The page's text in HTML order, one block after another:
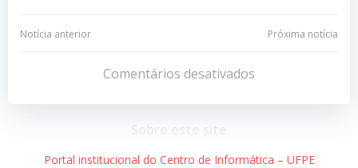
Navegação
Post
Notícia anterior
Navegação
de
Post
Próxima notícia
Comentários desativados
Portal institucional do Centro de Informática – UFPE